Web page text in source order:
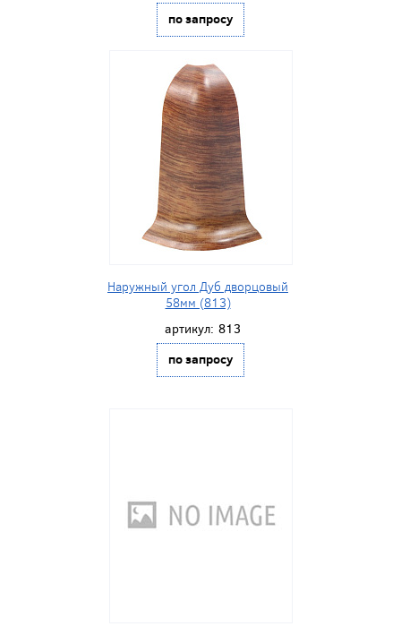
по запросу
Наружный угол Дуб дворцовый
58мм (813)
артикул: 813
по запросу